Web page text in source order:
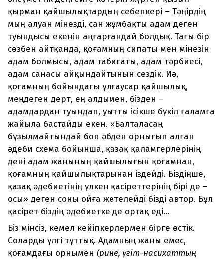
қырман қайшылықтардың себепкері – Тәңірдің
мың алуан мінезді, сан жұмбақты адам деген
туындысы екенін аңғарғандай болдық. Тағы бір
сөзбен айтқанда, қоғамның сипаты мен мінезін
адам болмысы, адам табиғаты, адам тәрбиесі,
адам санасы айқындайтынын сездік. Иә,
қоғамның бойындағы ұлғаусар қайшылық,
меңдеген дерт, ең алдымен, бізден –
адамдардан туындап, уытты ісікше бүкіл ғаламға
жайыла бастайды екен. «Балталасаң
бұзылмайтындай боп әбден орнығып алған
әдеби схема бойынша, қазақ қаламгерлерінің
дені адам жанының қайшылығын қоғамнан,
қоғамның қайшылықтарынан іздейді. Біздіңше,
қазақ әдебиетінің үлкен қасіреттерінің бірі де –
осы» деген соны ойға жетелейді бізді автор. Бұл
қасірет біздің әдебиетке де ортақ еді...
Біз мінсіз, кемел кейіпкерлермен бірге өстік.
Соларды үлгі тұттық. Адамның жаны емес,
қоғамдағы орнымен (әрине, үгіт-насихаттың